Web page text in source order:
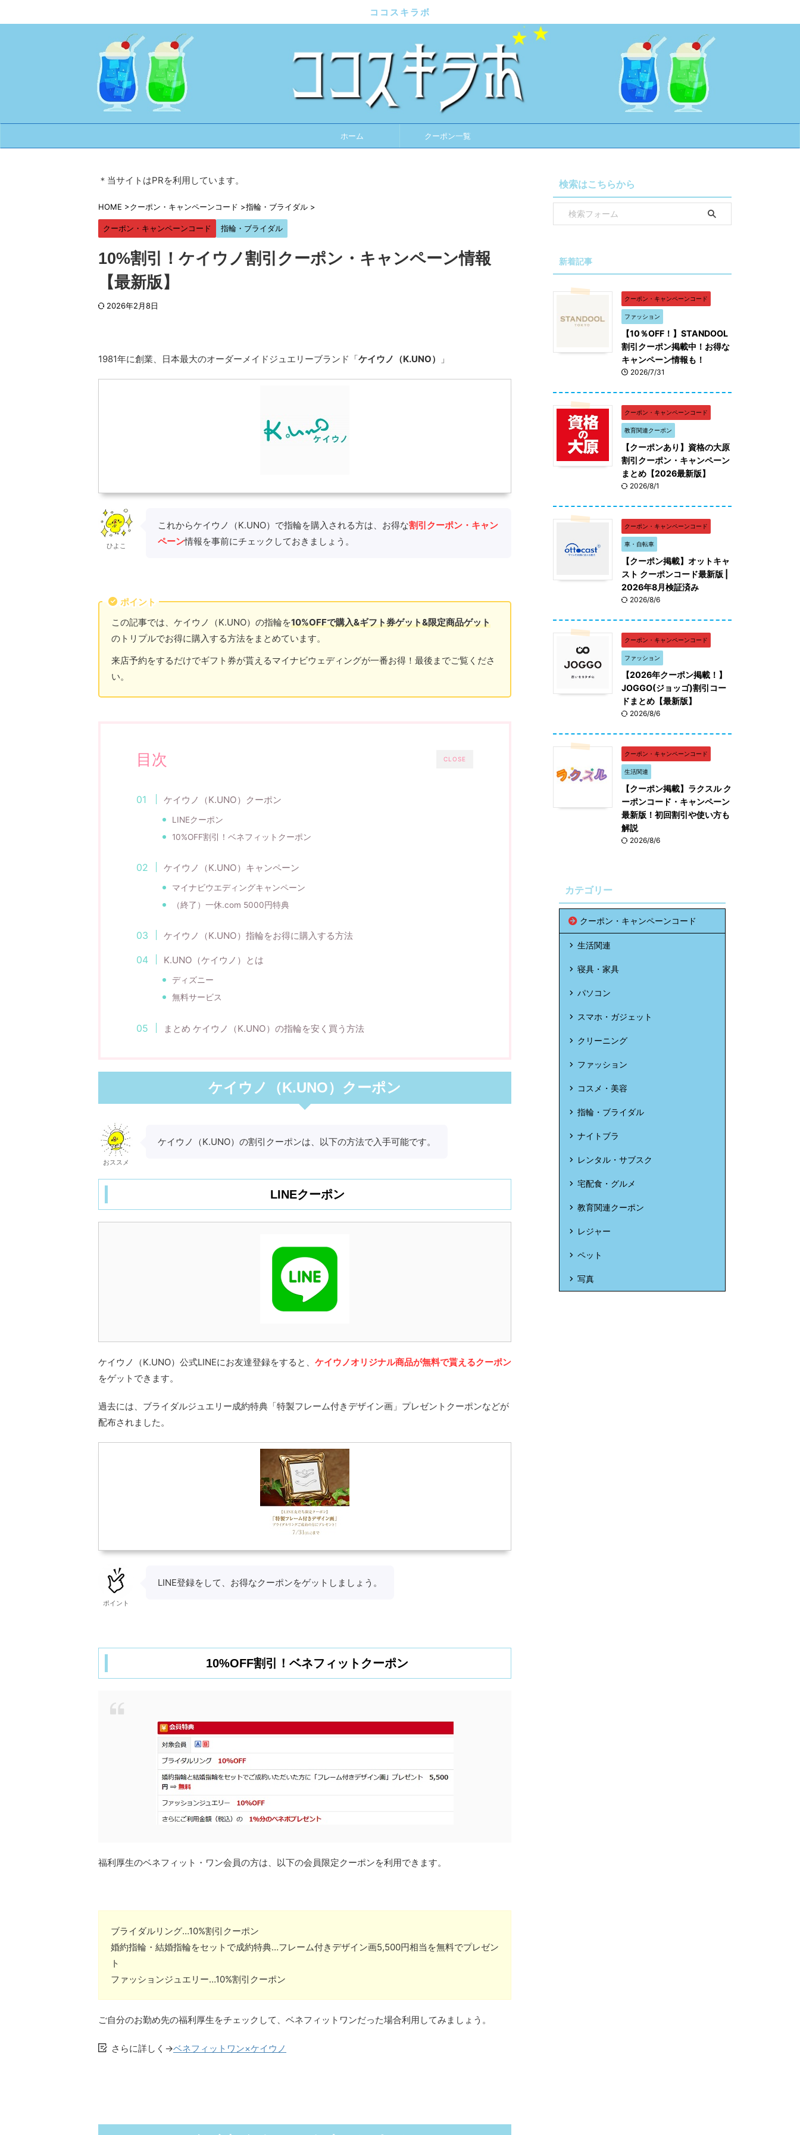
ココスキラボ
ホーム クーポン一覧
＊当サイトはPRを利用しています。
HOME >クーポン・キャンペーンコード >指輪・ブライダル >
クーポン・キャンペーンコード 指輪・ブライダル
10%割引！ケイウノ割引クーポン・キャンペーン情報
【最新版】
2026年2月8日
1981年に創業、日本最大のオーダーメイドジュエリーブランド「ケイウノ（K.UNO） 」
ひよこ
これからケイウノ（K.UNO）で指輪を購入される方は、お得な割引クーポン・キャン
ペーン情報を事前にチェックしておきましょう。
ポイント
この記事では、ケイウノ（K.UNO）の指輪を10%OFFで購入&ギフト券ゲット&限定商品ゲット
のトリプルでお得に購入する方法をまとめています。
来店予約をするだけでギフト券が貰えるマイナビウェディングが一番お得！最後までご覧くださ
い。
CLOSE
目次
ケイウノ（K.UNO）クーポン
LINEクーポン
10%OFF割引！ベネフィットクーポン
ケイウノ（K.UNO）キャンペーン
マイナビウエディングキャンペーン
（終了）一休.com 5000円特典
ケイウノ（K.UNO）指輪をお得に購入する方法
K.UNO（ケイウノ）とは
ディズニー
無料サービス
まとめ ケイウノ（K.UNO）の指輪を安く買う方法
ケイウノ（K.UNO）クーポン
おススメ
ケイウノ（K.UNO）の割引クーポンは、以下の方法で入手可能です。
LINEクーポン
ケイウノ（K.UNO）公式LINEにお友達登録をすると、 ケイウノオリジナル商品が無料で貰えるクーポン
をゲットできます。
過去には、ブライダルジュエリー成約特典「特製フレーム付きデザイン画」プレゼントクーポンなどが
配布されました。
ポイント
LINE登録をして、お得なクーポンをゲットしましょう。
10%OFF割引！ベネフィットクーポン
福利厚生のベネフィット・ワン会員の方は、以下の会員限定クーポンを利用できます。
ブライダルリング…10%割引クーポン
婚約指輪・結婚指輪をセットで成約特典…フレーム付きデザイン画5,500円相当を無料でプレゼン
ト
ファッションジュエリー…10%割引クーポン
ご自分のお勤め先の福利厚生をチェックして、ベネフィットワンだった場合利用してみましょう。
さらに詳しく→ベネフィットワン×ケイウノ
検索はこちらから
新着記事
クーポン・キャンペーンコード
ファッション
【10％OFF！】STANDOOL
割引クーポン掲載中！お得な
キャンペーン情報も！
2026/7/31
クーポン・キャンペーンコード
教育関連クーポン
【クーポンあり】資格の大原
割引クーポン・キャンペーン
まとめ【2026最新版】
2026/8/1
クーポン・キャンペーンコード
車・自転車
【クーポン掲載】オットキャ
スト クーポンコード最新版 |
2026年8月検証済み
2026/8/6
クーポン・キャンペーンコード
ファッション
【2026年クーポン掲載！】
JOGGO(ジョッゴ)割引コー
ドまとめ【最新版】
2026/8/6
クーポン・キャンペーンコード
生活関連
【クーポン掲載】ラクスル ク
ーポンコード・キャンペーン
最新版！初回割引や使い方も
解説
2026/8/6
カテゴリー
クーポン・キャンペーンコード
生活関連
寝具・家具
パソコン
スマホ・ガジェット
クリーニング
ファッション
コスメ・美容
指輪・ブライダル
ナイトブラ
レンタル・サブスク
宅配食・グルメ
教育関連クーポン
レジャー
ペット
写真